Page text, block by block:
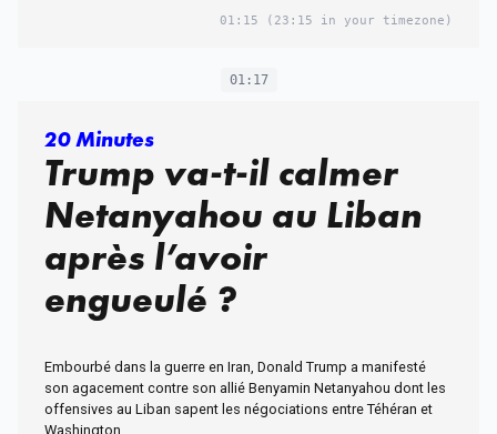
01:15 (23:15 in your timezone)
01:17
20 Minutes
Trump va-t-il calmer
Netanyahou au Liban
après l’avoir
engueulé ?
Embourbé dans la guerre en Iran, Donald Trump a manifesté
son agacement contre son allié Benyamin Netanyahou dont les
offensives au Liban sapent les négociations entre Téhéran et
Washington